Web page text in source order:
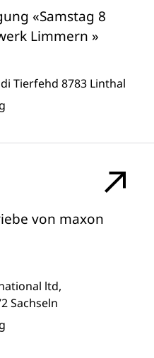
«Samstag 8
Limmern »
Tierfehd 8783 Linthal
von maxon
ltd,
Sachseln